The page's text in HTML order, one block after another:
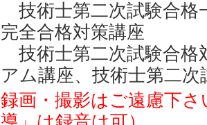
技術士第二次試験合格
完全合格対策講座
技術士第二次試験合
アム講座、 技術士第二次
録画・撮影はご遠慮下